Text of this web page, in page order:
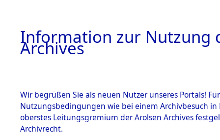
Information zur Nutzung
Archives
Wir begrüßen Sie als neuen Nutzer unseres Portals!
Nutzungsbedingungen wie bei einem Archivbesuch
oberstes Leitungsgremium der Arolsen Archives
Archivrecht.